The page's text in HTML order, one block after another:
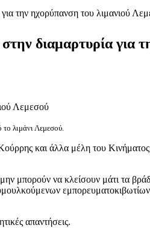
την ηχορύπανση του λιμανιού
διαμαρτυρία για
λιμάνι Λεμεσού.
και άλλα μέλη του
μπορούν να κλείσουν μάτι τα
εμπορευματοκιβωτίων,
απαντήσεις.